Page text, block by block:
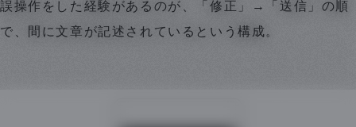
誤操作をした経験があるのが、「修正」→「送信」の順
で、間に文章が記述されているという構成。